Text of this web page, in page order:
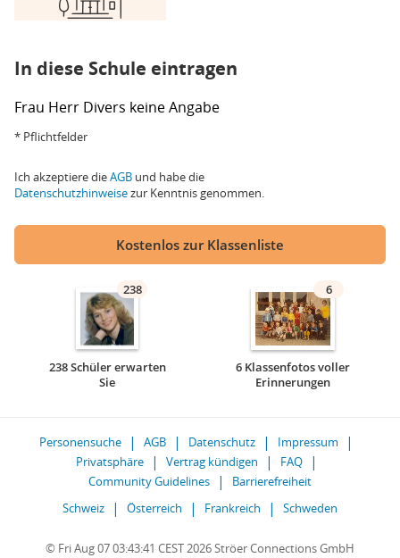
In diese Schule eintragen
Frau Herr Divers keine Angabe
* Pflichtfelder
Ich akzeptiere dieAGB und habe die
Datenschutzhinweisezur Kenntnis genommen.
Kostenlos zur Klassenliste
238
238 Schüler erwarten
Sie
6
6 Klassenfotos voller
Erinnerungen
Personensuche AGB Datenschutz
Impressum
Privatsphäre
Vertrag kündigen
FAQ
Community Guidelines
Barrierefreiheit
Schweiz
Österreich Frankreich Schweden
© Fri Aug 07 03:43:41 CEST 2026 Ströer Connections GmbH